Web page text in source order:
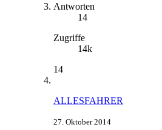
Antworten
14
Zugriffe
14k
14
ALLESFAHRER
27. Oktober 2014